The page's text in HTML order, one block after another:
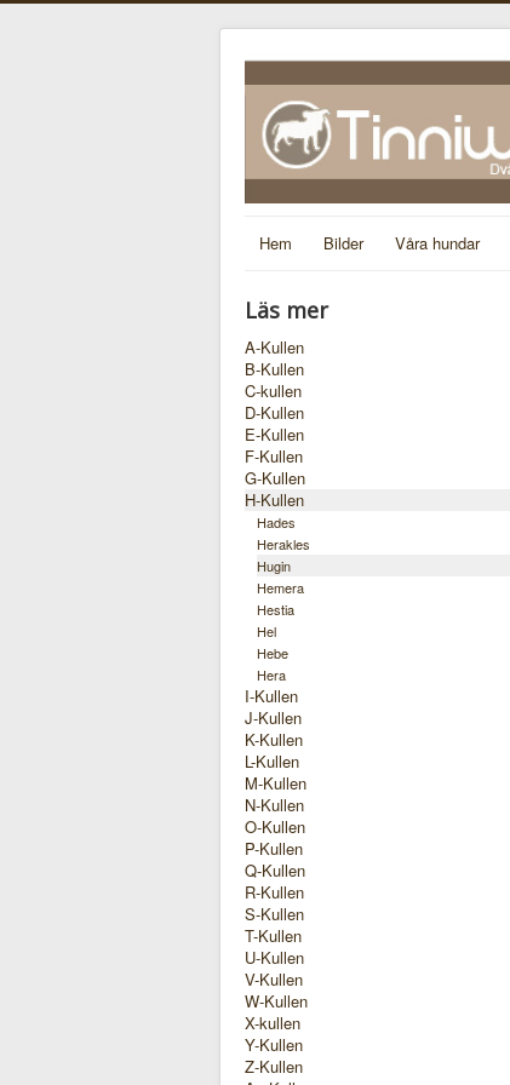
Hem Bilder Våra hundar
Läs mer
A-Kullen
B-Kullen
C-kullen
D-Kullen
E-Kullen
F-Kullen
G-Kullen
H-Kullen
Hades
Herakles
Hugin
Hemera
Hestia
Hel
Hebe
Hera
I-Kullen
J-Kullen
K-Kullen
L-Kullen
M-Kullen
N-Kullen
O-Kullen
P-Kullen
Q-Kullen
R-Kullen
S-Kullen
T-Kullen
U-Kullen
V-Kullen
W-Kullen
X-kullen
Y-Kullen
Z-Kullen